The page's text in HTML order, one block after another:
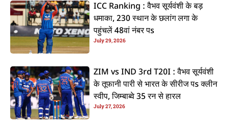
ICC Ranking : वैभव सूर्यवंशी के बड़
धमाका, 230 स्थान के छलांग लगा के
पहुंचलें 48वां नंबर पs
July 29, 2026
ZIM vs IND 3rd T20I : वैभव सूर्यवंशी
के तूफानी पारी से भारत के सीरीज पs क्लीन
स्वीप, जिम्बाब्वे 35 रन से हारल
July 27, 2026